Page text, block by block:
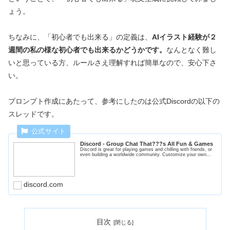
ょう。
ちなみに、「初心者でも出来る」の定義は、 AIイラスト経験が２
週間の私の様な初心者でも出来るかどうかです。 なんとなく難し
いと思っている方、ルールさえ理解すれば簡単なので、安心下さ
い。
プロンプト作成にあたって、参考にしたのは公式Discordの以下の
スレッドです。
Discord - Group Chat That???s All Fun & Games
Discord is great for playing games and chilling with friends, or
even building a worldwide community. Customize your own...
discord.com
目次